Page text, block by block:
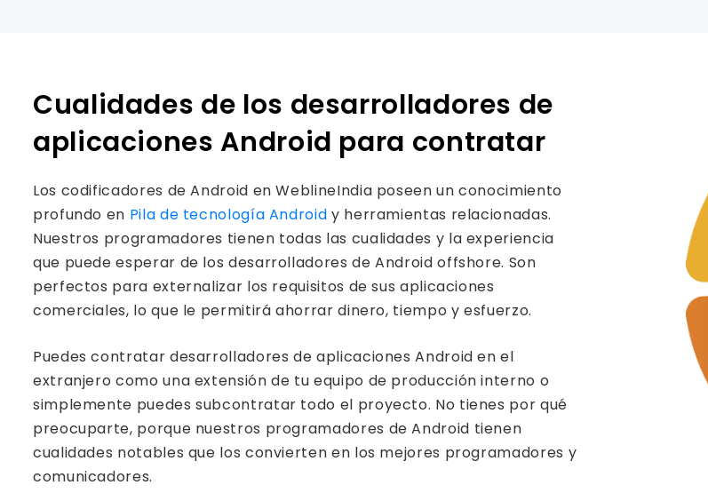
Cualidades de los desarrolladores de
aplicaciones Android para contratar
Los codificadores de Android en WeblineIndia poseen un conocimiento
profundo en Pila de tecnología Android y herramientas relacionadas.
Nuestros programadores tienen todas las cualidades y la experiencia
que puede esperar de los desarrolladores de Android offshore. Son
perfectos para externalizar los requisitos de sus aplicaciones
comerciales, lo que le permitirá ahorrar dinero, tiempo y esfuerzo.
Puedes contratar desarrolladores de aplicaciones Android en el
extranjero como una extensión de tu equipo de producción interno o
simplemente puedes subcontratar todo el proyecto. No tienes por qué
preocuparte, porque nuestros programadores de Android tienen
cualidades notables que los convierten en los mejores programadores y
comunicadores.